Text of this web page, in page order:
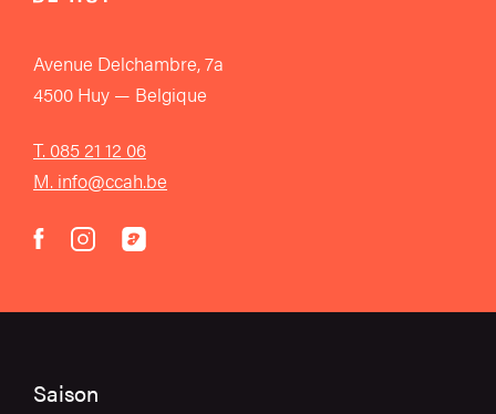
Avenue Delchambre, 7a
4500 Huy — Belgique
T. 085 21 12 06
M. info@ccah.be
facebook
instagram
acast
Saison